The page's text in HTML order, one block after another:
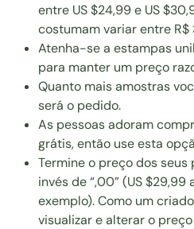
entre US $24,99 e US
costumam variar entre R$
Atenha-se a estampas
para manter um preço
Quanto mais amostras
será o pedido.
As pessoas adoram
grátis, então use esta
Termine o preço dos seus
invés de “,00” (US
exemplo). Como um
visualizar e alterar o